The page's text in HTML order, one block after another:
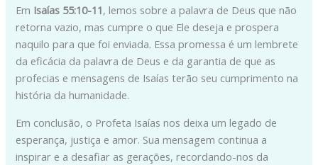
Em Isaías 55:10-11, lemos sobre a palavra de Deus que não
retorna vazio, mas cumpre o que Ele deseja e prospera
naquilo para que foi enviada. Essa promessa é um lembrete
da eficácia da palavra de Deus e da garantia de que as
profecias e mensagens de Isaías terão seu cumprimento na
história da humanidade.
Em conclusão, o Profeta Isaías nos deixa um legado de
esperança, justiça e amor. Sua mensagem continua a
inspirar e a desafiar as gerações, recordando-nos da